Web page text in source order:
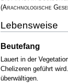
(Arachnologische
Lebensweise
Beutefang
Lauert in der
Chelizeren geführt
überwältigen.